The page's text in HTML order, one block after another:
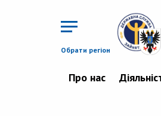
Обрати регіон
Про нас